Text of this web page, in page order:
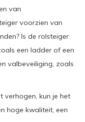
van
voorzien van
Is de rolsteiger
een ladder of een
valbeveiliging, zoals
verhogen, kun je het
hoge kwaliteit, een